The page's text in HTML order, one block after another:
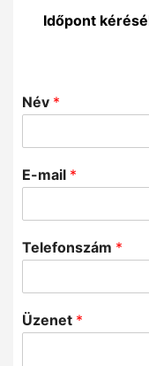
Időpont
Név *
E-mail *
Telefonszám *
Üzenet *